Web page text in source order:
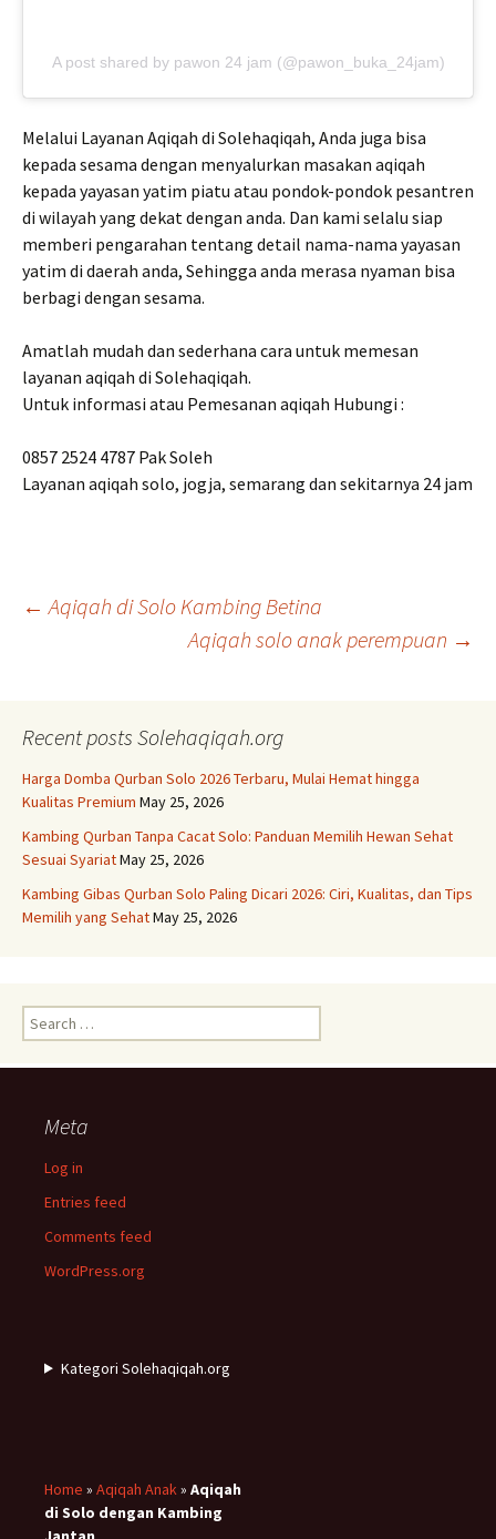
A post shared by pawon 24 jam (@pawon_buka_24jam)
Melalui Layanan Aqiqah di Solehaqiqah, Anda juga bisa
kepada sesama dengan menyalurkan masakan aqiqah
kepada yayasan yatim piatu atau pondok-pondok pesantren
di wilayah yang dekat dengan anda. Dan kami selalu siap
memberi pengarahan tentang detail nama-nama yayasan
yatim di daerah anda, Sehingga anda merasa nyaman bisa
berbagi dengan sesama.
Amatlah mudah dan sederhana cara untuk memesan
layanan aqiqah di Solehaqiqah.
Untuk informasi atau Pemesanan aqiqah Hubungi :
0857 2524 4787 Pak Soleh
Layanan aqiqah solo, jogja, semarang dan sekitarnya 24 jam
Post
← Aqiqah di Solo Kambing Betina
Aqiqah solo anak perempuan →
Recent posts Solehaqiqah.org
Harga Domba Qurban Solo 2026 Terbaru, Mulai Hemat hingga
Kualitas Premium May 25, 2026
Kambing Qurban Tanpa Cacat Solo: Panduan Memilih Hewan Sehat
Sesuai SyariatMay 25, 2026
Kambing Gibas Qurban Solo Paling Dicari 2026: Ciri, Kualitas, dan Tips
Memilih yang SehatMay 25, 2026
Search
for:
Meta
Log in
Entries feed
Comments feed
WordPress.org
Kategori Solehaqiqah.org
Home » Aqiqah Anak» Aqiqah
di Solo dengan Kambing